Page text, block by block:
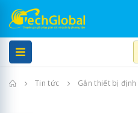
Trang chủ
Tin tức Gắn thiết bị định